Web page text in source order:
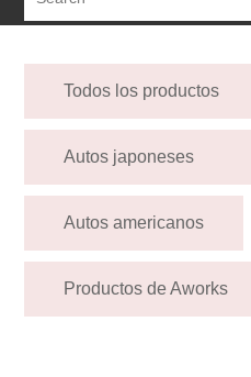
Todos los productos
Autos japoneses
Autos americanos
Productos de Aworks